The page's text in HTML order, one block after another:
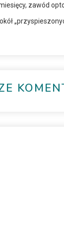
zawód